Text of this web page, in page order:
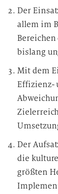
Der
allem im
bislang
Mit dem
Effizienz-
Der
die
größten